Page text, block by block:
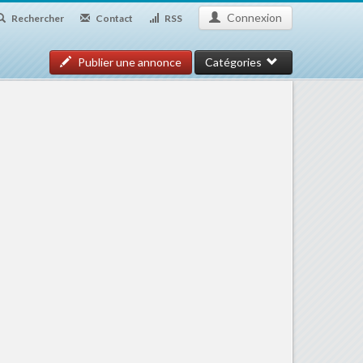
Rechercher Contact RSS Connexion
Publier une annonce Catégories